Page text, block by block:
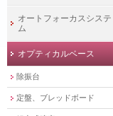
オートフォーカスシステ
ム
オプティカルベース
除振台
定盤、ブレッドボード